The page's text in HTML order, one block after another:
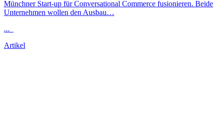
Münchner Start-up für Conversational Commerce fusionieren. Beide
Unternehmen wollen den Ausbau…
...
Artikel